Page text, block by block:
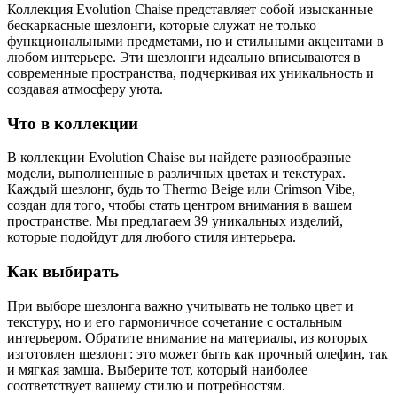
Коллекция Evolution Chaise представляет собой изысканные
бескаркасные шезлонги, которые служат не только
функциональными предметами, но и стильными акцентами в
любом интерьере. Эти шезлонги идеально вписываются в
современные пространства, подчеркивая их уникальность и
создавая атмосферу уюта.
Что в коллекции
В коллекции Evolution Chaise вы найдете разнообразные
модели, выполненные в различных цветах и текстурах.
Каждый шезлонг, будь то Thermo Beige или Crimson Vibe,
создан для того, чтобы стать центром внимания в вашем
пространстве. Мы предлагаем 39 уникальных изделий,
которые подойдут для любого стиля интерьера.
Как выбирать
При выборе шезлонга важно учитывать не только цвет и
текстуру, но и его гармоничное сочетание с остальным
интерьером. Обратите внимание на материалы, из которых
изготовлен шезлонг: это может быть как прочный олефин, так
и мягкая замша. Выберите тот, который наиболее
соответствует вашему стилю и потребностям.